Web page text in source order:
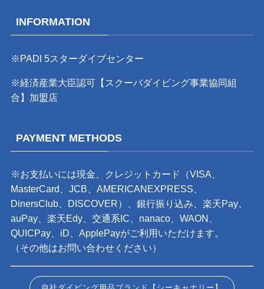
INFORMATION
※PADI 5スターダイブセンター
※経済産業大臣認可【スクーバダイビング事業協同組
合】加盟店
PAYMENT METHODS
※お支払いには現金、クレジットカード（VISA、
MasterCard、JCB、AMERICANEXPRESS、
DinersClub、DISCOVER）、銀行振り込み、楽天Pay、
auPay、楽天Edy、交通系IC、nanaco、WAON、
QUICPay、iD、ApplePayがご利用いただけます。
（その他はお問い合わせください）